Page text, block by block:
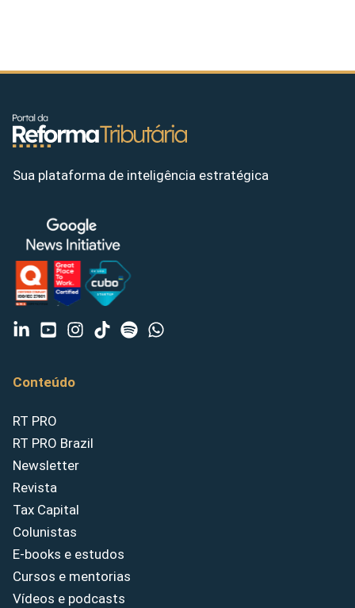
Sua plataforma de inteligência estratégica
Conteúdo
RT PRO
RT PRO Brazil
Newsletter
Revista
Tax Capital
Colunistas
E-books e estudos
Cursos e mentorias
Vídeos e podcasts